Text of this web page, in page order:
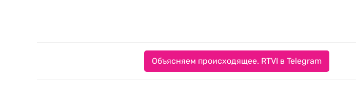
Объясняем происходящее. RTVI в Telegram